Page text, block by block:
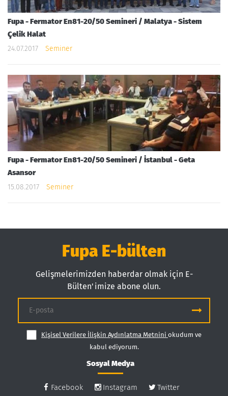
Fupa - Fermator En81-20/50 Semineri / Malatya - Sistem
Çelik Halat
24.07.2017 Seminer
Fupa - Fermator En81-20/50 Semineri / İstanbul - Geta
Asansor
15.08.2017 Seminer
Fupa E-bülten
Gelişmelerimizden haberdar olmak için E-
Bülten'imize abone olun.
Kişisel Verilere İlişkin Aydınlatma Metnini okudum ve
kabul ediyorum.
Sosyal Medya
Facebook Instagram Twitter